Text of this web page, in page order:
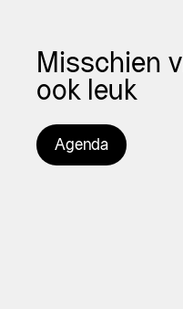
Misschien
ook leuk
Agenda